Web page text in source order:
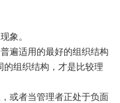
象。
遍适用的最好的组织结构
组织结构，才是比较理
或者当管理者正处于负面